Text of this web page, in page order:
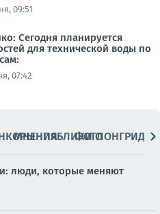
09:51
Сегодня планируется
для технической воды по
07:42
МНЕНИЯПАБЛИКИ
ФОТОЛОНГРИДЫ
люди, которые меняют